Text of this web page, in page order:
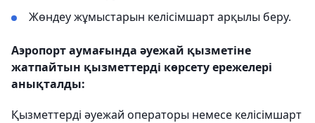
Жөндеу жұмыстарын келісімшарт арқылы беру.
Аэропорт аумағында әуежай қызметіне
жатпайтын қызметтерді көрсету ережелері
анықталды:
Қызметтерді әуежай операторы немесе келісімшарт